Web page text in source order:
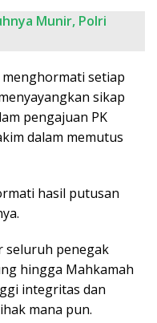
Munir, Polri
setiap
sikap
pengajuan PK
dalam memutus
hasil putusan
seluruh penegak
hingga Mahkamah
integritas dan
mana pun.